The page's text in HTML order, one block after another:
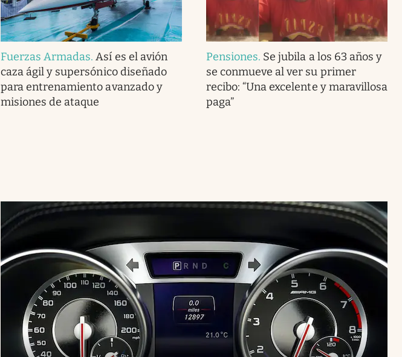
Fuerzas Armadas.Así es el avión
caza ágil y supersónico diseñado
para entrenamiento avanzado y
misiones de ataque
Pensiones. Se jubila a los 63 años y
se conmueve al ver su primer
recibo: “Una excelente y maravillosa
paga”